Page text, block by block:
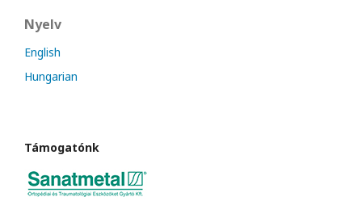
Nyelv
English
Hungarian
Támogatónk